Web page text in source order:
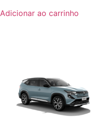
Adicionar ao carrinho